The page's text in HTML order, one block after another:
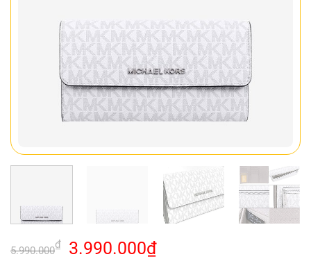
5.990.000₫
Giá
3.990.000₫Giá